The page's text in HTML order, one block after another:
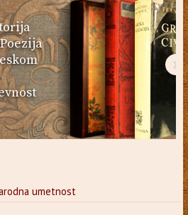
Poezija
›
umetnost